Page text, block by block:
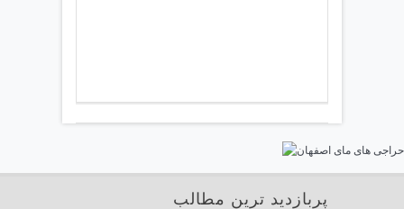
پربازدید ترین مطالب